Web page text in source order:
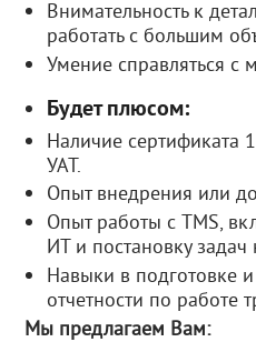
Внимательность к
работать с большим
Умение справляться с
Будет плюсом:
Наличие сертификата
УАТ.
Опыт внедрения или
Опыт работы с TMS,
ИТ и постановку задач
Навыки в подготовке
отчетности по работе
Мы предлагаем Вам: